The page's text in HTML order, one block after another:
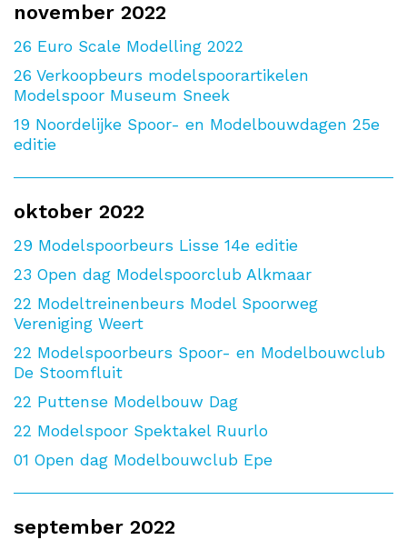
november 2022
26 Euro Scale Modelling 2022
26 Verkoopbeurs modelspoorartikelen
Modelspoor Museum Sneek
19 Noordelijke Spoor- en Modelbouwdagen 25e
editie
oktober 2022
29 Modelspoorbeurs Lisse 14e editie
23 Open dag Modelspoorclub Alkmaar
22 Modeltreinenbeurs Model Spoorweg
Vereniging Weert
22 Modelspoorbeurs Spoor- en Modelbouwclub
De Stoomfluit
22 Puttense Modelbouw Dag
22 Modelspoor Spektakel Ruurlo
01 Open dag Modelbouwclub Epe
september 2022